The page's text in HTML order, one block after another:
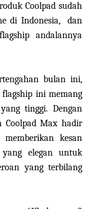
Coolpad sudah
di Indonesia, dan
andalannya
bulan ini,
ini memang
tinggi. Dengan
Coolpad Max hadir
kesan
elegan untuk
yang terbilang